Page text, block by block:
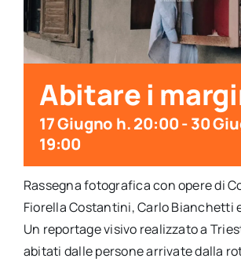
per:
Newsletter
Abitare i
17 Giugno h. 20:00-30
19:00
Rassegna fotografica con opere di
Fiorella Costantini, Carlo Bianchetti
Un reportage visivo realizzato a
abitati dalle persone arrivate dalla